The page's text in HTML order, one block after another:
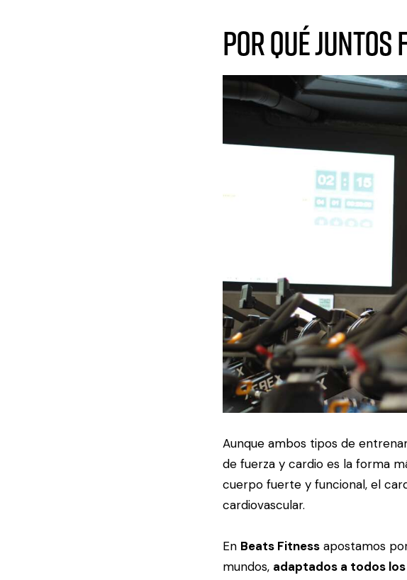
Por qué juntos
Aunque ambos tipos de
de fuerza y cardio es la forma
cuerpo fuerte y funcional, el
cardiovascular.
En Beats Fitnessapostamos
mundos, adaptados a todos